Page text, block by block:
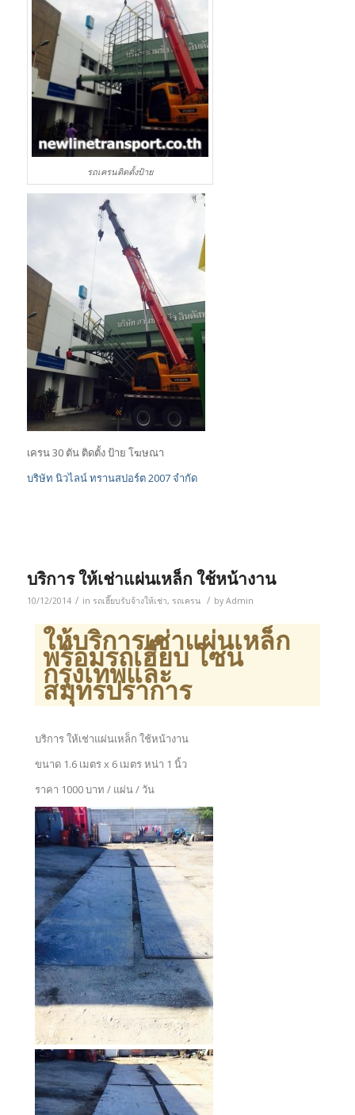
รถเครนติดตั้งป้าย
เครน 30 ตัน ติดตั้ง ป้าย โฆษณา
บริษัท นิวไลน์ ทรานสปอร์ต 2007 จำกัด
บริการ ให้เช่าแผ่นเหล็ก ใช้หน้างาน
10/12/2014 / in รถเฮี๊ยบรับจ้างให้เช่า, รถเครน / by Admin
ให้บริการเช่าแผ่นเหล็ก
พร้อมรถเฮี๊ยบ โซน
กรุงเทพและ
สมุทรปราการ
บริการ ให้เช่าแผ่นเหล็ก ใช้หน้างาน
ขนาด 1.6 เมตร x 6 เมตร หน่า 1 นิ้ว
ราคา 1000 บาท / แผ่น / วัน